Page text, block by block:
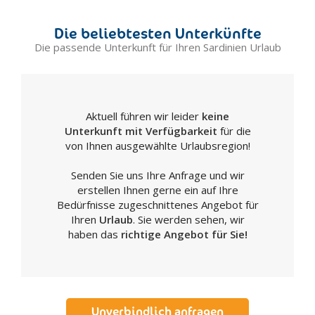
Gavoi
Guspini
Maddalena
Luogosanto
Macomer
Mamoiada
Die beliebtesten Unterkünfte
Die passende Unterkunft für Ihren Sardinien Urlaub
Aktuell führen wir leider keine
Unterkunft mit Verfügbarkeit für die
von Ihnen ausgewählte Urlaubsregion!
Senden Sie uns Ihre Anfrage und wir
erstellen Ihnen gerne ein auf Ihre
Bedürfnisse zugeschnittenes Angebot für
Ihren Urlaub. Sie werden sehen, wir
haben das richtige Angebot für Sie!
Unverbindlich anfragen